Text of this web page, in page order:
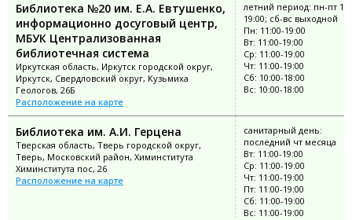
Библиотека №20 им. Е.А. Евтушенко,
информационно досуговый центр,
МБУК Централизованная
библиотечная система
Иркутская область, Иркутск городской округ,
Иркутск, Свердловский округ, Кузьмиха
Геологов, 26Б
Расположение на карте
летний период: пн-пт
19:00; сб-вс выходной
Пн: 11:00-19:00
Вт: 11:00-19:00
Ср: 11:00-19:00
Чт: 11:00-19:00
Сб: 10:00-18:00
Вс: 10:00-18:00
Библиотека им. А.И. Герцена
Тверская область, Тверь городской округ,
Тверь, Московский район, Химинститута
Химинститута пос, 26
Расположение на карте
санитарный день:
последний чт месяца
Вт: 11:00-19:00
Ср: 11:00-19:00
Чт: 11:00-19:00
Пт: 11:00-19:00
Сб: 11:00-19:00
Вс: 11:00-19:00